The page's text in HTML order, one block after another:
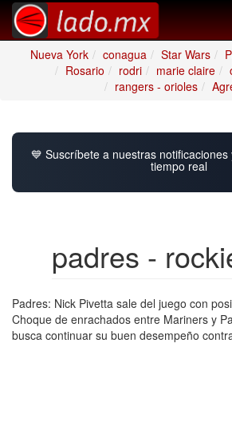
Nueva York
conagua Star Wars
Rosario
rodri marie claire
rangers - orioles
💙 Suscríbete a nuestras
tiempo real
padres -
Padres: Nick Pivetta sale del juego con
Choque de enrachados entre Mariners y
busca continuar su buen desempeño